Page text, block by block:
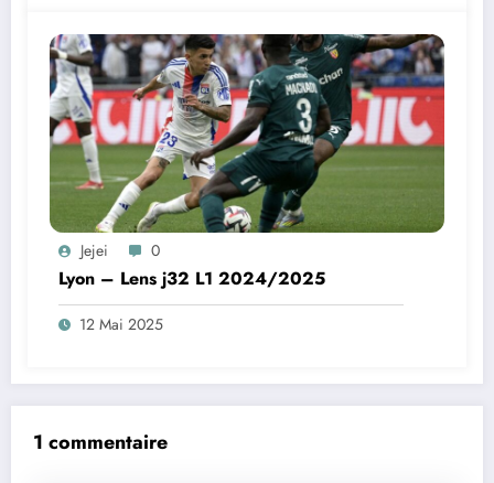
Jejei 0
Lyon – Lens j32 L1 2024/2025
12 Mai 2025
1 commentaire